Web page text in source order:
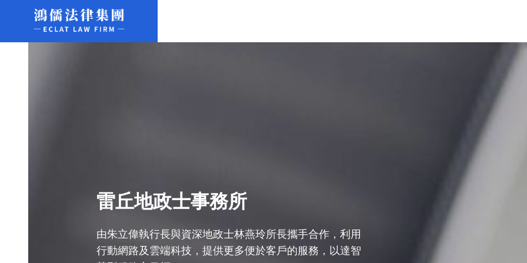
雷丘地政士事務所
由朱立偉執行長與資深地政士林燕玲所長攜手合作，利用
行動網路及雲端科技，提供更多便於客戶的服務，以達智